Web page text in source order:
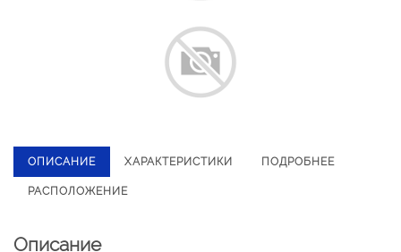
ОПИСАНИЕ ХАРАКТЕРИСТИКИ ПОДРОБНЕЕ
РАСПОЛОЖЕНИЕ
Описание